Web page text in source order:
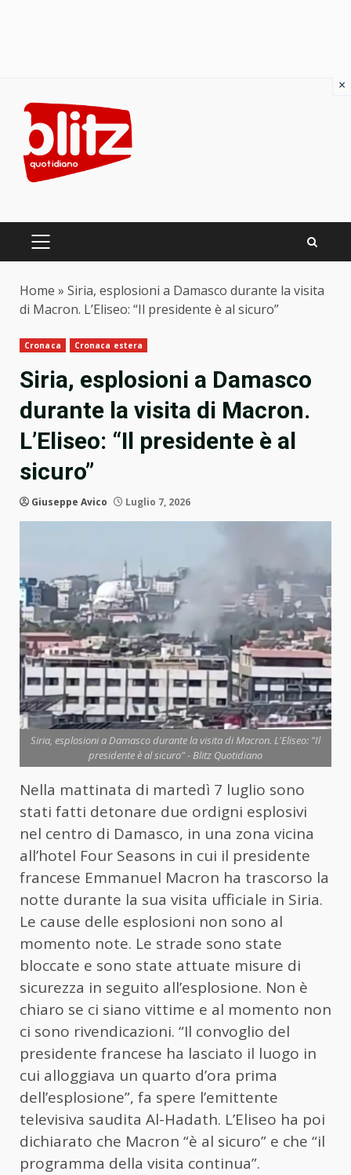
content
PRIMARY
Home » Siria, esplosioni a Damasco durante la visita
di Macron. L’Eliseo: “Il presidente è al sicuro”
Cronaca Cronaca estera
Siria, esplosioni a Damasco
durante la visita di Macron.
L’Eliseo: “Il presidente è al
sicuro”
Giuseppe Avico Luglio 7, 2026
Siria, esplosioni a Damasco durante la visita di Macron. L'Eliseo: "Il
presidente è al sicuro" - Blitz Quotidiano
Nella mattinata di martedì 7 luglio sono
stati fatti detonare due ordigni esplosivi
nel centro di Damasco, in una zona vicina
all’hotel Four Seasons in cui il presidente
francese Emmanuel Macron ha trascorso la
notte durante la sua visita ufficiale in Siria.
Le cause delle esplosioni non sono al
momento note. Le strade sono state
bloccate e sono state attuate misure di
sicurezza in seguito all’esplosione. Non è
chiaro se ci siano vittime e al momento non
ci sono rivendicazioni. “Il convoglio del
presidente francese ha lasciato il luogo in
cui alloggiava un quarto d’ora prima
dell’esplosione”, fa spere l’emittente
televisiva saudita Al-Hadath. L’Eliseo ha poi
dichiarato che Macron “è al sicuro” e che “il
programma della visita continua”.
×